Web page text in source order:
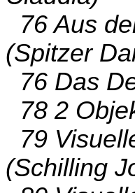
76 Aus
(Spitzer
76 Das
78 2
79
(Schilling